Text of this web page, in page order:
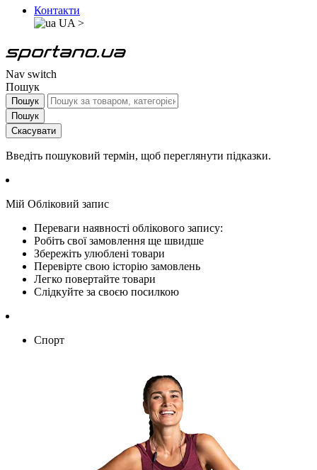
Контакти
UA >
Nav switch
Пошук
Пошук
Пошук
Скасувати
Введіть пошуковий термін, щоб переглянути підказки.
Мій Обліковий запис
Переваги наявності облікового запису:
Робіть свої замовлення ще швидше
Збережіть улюблені товари
Перевірте свою історію замовлень
Легко повертайте товари
Слідкуйте за своєю посилкою
Спорт